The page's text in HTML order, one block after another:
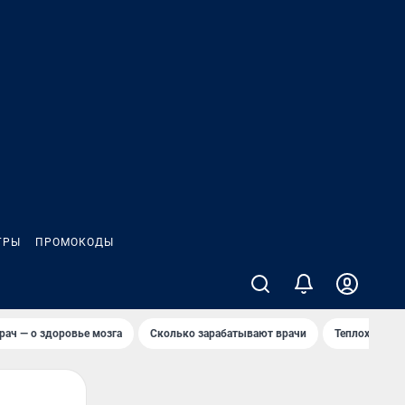
ПРОМОКОДЫ
— о здоровье мозга Сколько зарабатывают врачи Теплоход